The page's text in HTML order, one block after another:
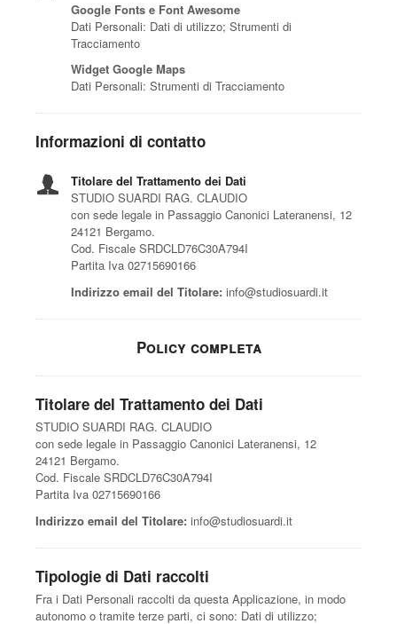
Google Fonts e Font Awesome
Dati Personali: Dati di utilizzo; Strumenti di
Tracciamento
Widget Google Maps
Dati Personali: Strumenti di Tracciamento
Informazioni di contatto
Titolare del Trattamento dei Dati
STUDIO SUARDI RAG. CLAUDIO
con sede legale in Passaggio Canonici Lateranensi, 12
24121 Bergamo.
Cod. Fiscale SRDCLD76C30A794I
Partita Iva 02715690166
Indirizzo email del Titolare: info@studiosuardi.it
Policy completa
Titolare del Trattamento dei Dati
STUDIO SUARDI RAG. CLAUDIO
con sede legale in Passaggio Canonici Lateranensi, 12
24121 Bergamo.
Cod. Fiscale SRDCLD76C30A794I
Partita Iva 02715690166
Indirizzo email del Titolare: info@studiosuardi.it
Tipologie di Dati raccolti
Fra i Dati Personali raccolti da questa Applicazione, in modo
autonomo o tramite terze parti, ci sono: Dati di utilizzo;